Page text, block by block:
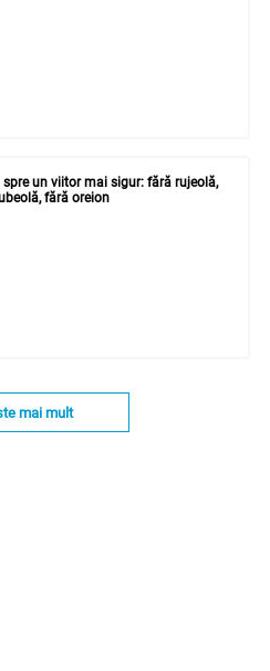
spre un viitor mai sigur: fără rujeolă,
fără oreion
mai mult